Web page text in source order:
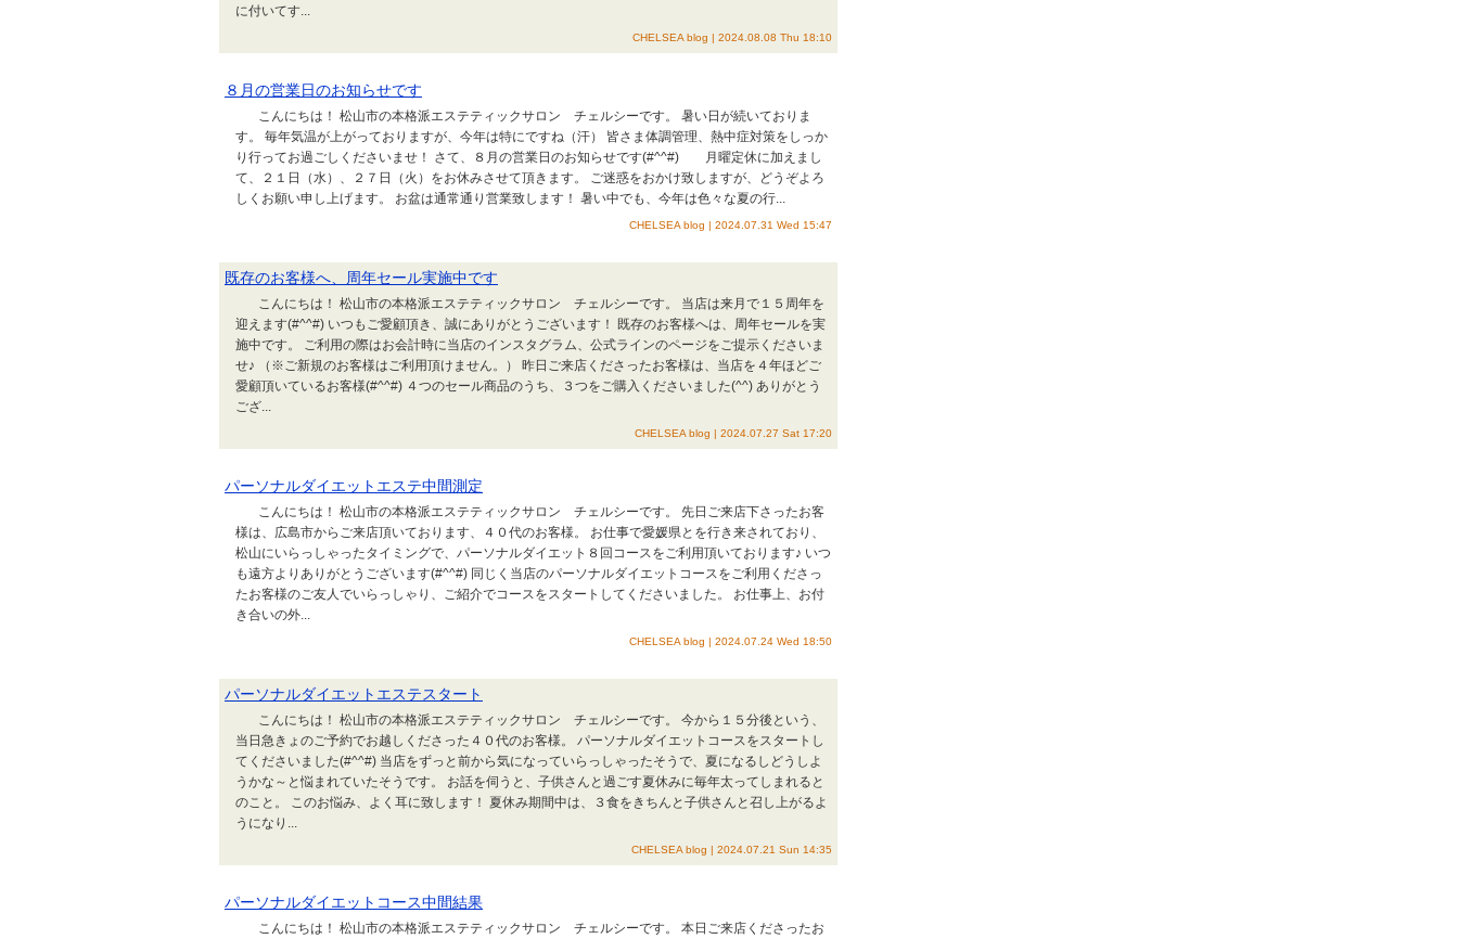
に付いてす...
CHELSEA blog | 2024.08.08 Thu 18:10
８月の営業日のお知らせです
こんにちは！ 松山市の本格派エステティックサロン チェルシーです。 暑い日が続いておりま
す。 毎年気温が上がっておりますが、今年は特にですね（汗） 皆さま体調管理、熱中症対策をしっか
り行ってお過ごしくださいませ！ さて、８月の営業日のお知らせです(#^^#) 月曜定休に加えまし
て、２１日（水）、２７日（火）をお休みさせて頂きます。 ご迷惑をおかけ致しますが、どうぞよろ
しくお願い申し上げます。 お盆は通常通り営業致します！ 暑い中でも、今年は色々な夏の行...
CHELSEA blog | 2024.07.31 Wed 15:47
既存のお客様へ、周年セール実施中です
こんにちは！ 松山市の本格派エステティックサロン チェルシーです。 当店は来月で１５周年を
迎えます(#^^#) いつもご愛顧頂き、誠にありがとうございます！ 既存のお客様へは、周年セールを実
施中です。 ご利用の際はお会計時に当店のインスタグラム、公式ラインのページをご提示くださいま
せ♪ （※ご新規のお客様はご利用頂けません。） 昨日ご来店くださったお客様は、当店を４年ほどご
愛顧頂いているお客様(#^^#) ４つのセール商品のうち、３つをご購入くださいました(^^) ありがとう
ござ...
CHELSEA blog | 2024.07.27 Sat 17:20
パーソナルダイエットエステ中間測定
こんにちは！ 松山市の本格派エステティックサロン チェルシーです。 先日ご来店下さったお客
様は、広島市からご来店頂いております、４０代のお客様。 お仕事で愛媛県とを行き来されており、
松山にいらっしゃったタイミングで、パーソナルダイエット８回コースをご利用頂いております♪ いつ
も遠方よりありがとうございます(#^^#) 同じく当店のパーソナルダイエットコースをご利用くださっ
たお客様のご友人でいらっしゃり、ご紹介でコースをスタートしてくださいました。 お仕事上、お付
き合いの外...
CHELSEA blog | 2024.07.24 Wed 18:50
パーソナルダイエットエステスタート
こんにちは！ 松山市の本格派エステティックサロン チェルシーです。 今から１５分後という、
当日急きょのご予約でお越しくださった４０代のお客様。 パーソナルダイエットコースをスタートし
てくださいました(#^^#) 当店をずっと前から気になっていらっしゃったそうで、夏になるしどうしよ
うかな～と悩まれていたそうです。 お話を伺うと、子供さんと過ごす夏休みに毎年太ってしまれると
のこと。 このお悩み、よく耳に致します！ 夏休み期間中は、３食をきちんと子供さんと召し上がるよ
うになり...
CHELSEA blog | 2024.07.21 Sun 14:35
パーソナルダイエットコース中間結果
こんにちは！ 松山市の本格派エステティックサロン チェルシーです。 本日ご来店くださったお